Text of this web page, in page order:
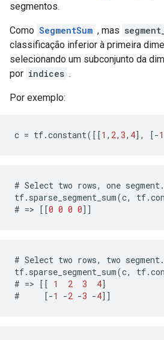
segmentos.
Como SegmentSum , mas
classificação inferior à primeira
selecionando um subconjunto da
por indices .
Por exemplo:
c = tf.constant([[1 , 2, 3, 4], [-1
# Select two rows, one segment.
tf. sparse_segment_sum(c, tf.
# => [[0 0 0 0]]
# Select two rows, two segment.
tf. sparse_segment_sum(c, tf.
# => [[ 1 2 3 4]
#
[-1 -2 -3 -4]]